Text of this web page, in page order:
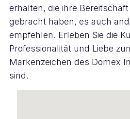
erhalten, die ihre
gebracht haben, es auch
empfehlen. Erleben Sie die
Professionalität und Liebe
Markenzeichen des Domex
sind.